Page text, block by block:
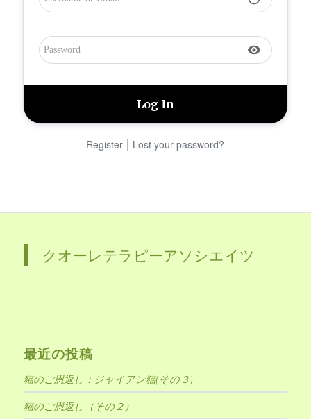
visibility
Register | Lost your password?
クオーレテラピーアソシエイツ
最近の投稿
猫のご恩返し：ジャイアン猫(その３)
猫のご恩返し（その２）